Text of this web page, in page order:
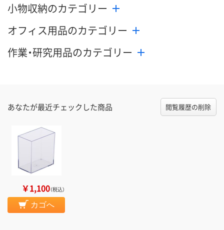
小物収納のカテゴリー
オフィス用品のカテゴリー
作業・研究用品のカテゴリー
あなたが最近チェックした商品 閲覧履歴の削除
￥1,100（税込）
カゴへ